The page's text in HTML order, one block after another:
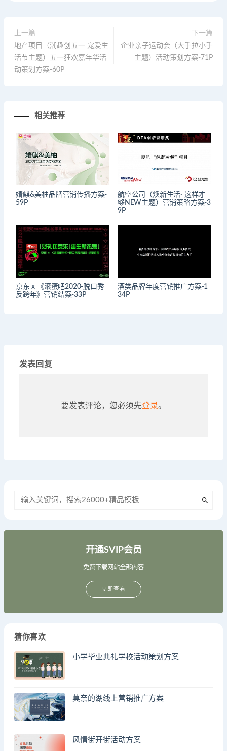
上一篇
地产项目（潮趣创五一 宠爱生
活节主题）五一狂欢嘉年华活
动策划方案-60P
下一篇
企业亲子运动会（大手拉小手
主题）活动策划方案-71P
相关推荐
婧麒&美柚品牌营销传播方案-
59P
航空公司（焕新生活· 这样才
够NEW主题）营销策略方案-3
9P
京东 x 《滚蛋吧2020-脱口秀
反跨年》营销结案-33P
酒类品牌年度营销推广方案-1
34P
发表回复
要发表评论，您必须先登录。
开通SVIP会员
免费下载网站全部内容
立即查看
猜你喜欢
小学毕业典礼学校活动策划方案
莫奈的湖线上营销推广方案
风情街开街活动方案